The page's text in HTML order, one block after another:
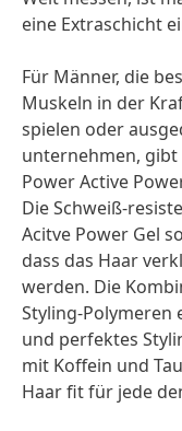
eine Extraschicht
Für Männer, die
Muskeln in der
spielen oder
unternehmen, gibt
Power Active
Die Schweiß-
Acitve Power Gel
dass das Haar
werden. Die
Styling-
und perfektes
mit Koffein und
Haar fit für jede